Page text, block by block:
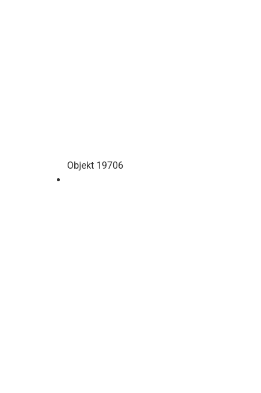
Objekt 19706